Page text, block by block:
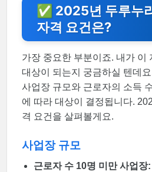
✅ 2025년 두루누
자격 요건은?
가장 중요한 부분이죠. 내가 이
대상이 되는지 궁금하실 텐데
사업장 규모와 근로자의 소득
에 따라 대상이 결정됩니다.
격 요건을 살펴볼게요.
사업장 규모
근로자 수 10명 미만 사업장: